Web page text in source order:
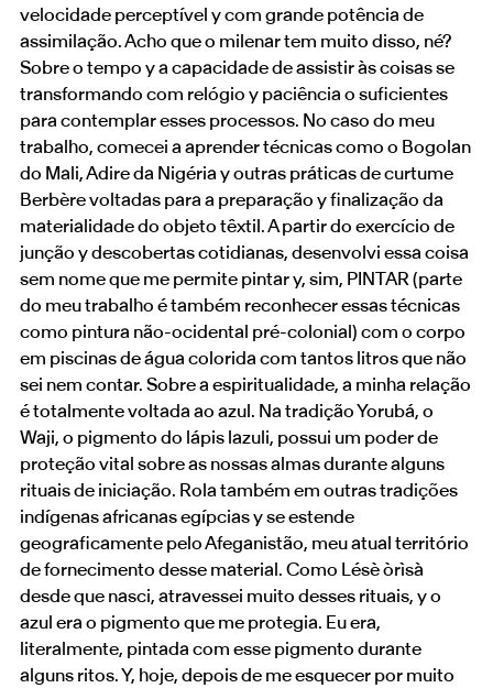
velocidade perceptível y com grande potência de
assimilação. Acho que o milenar tem muito disso, né?
Sobre o tempo y a capacidade de assistir às coisas se
transformando com relógio y paciência o suficientes
para contemplar esses processos. No caso do meu
trabalho, comecei a aprender técnicas como o Bogolan
do Mali, Adire da Nigéria y outras práticas de curtume
Berbère voltadas para a preparação y finalização da
materialidade do objeto têxtil. A partir do exercício de
junção y descobertas cotidianas, desenvolvi essa coisa
sem nome que me permite pintar y, sim, PINTAR (parte
do meu trabalho é também reconhecer essas técnicas
como pintura não-ocidental pré-colonial) com o corpo
em piscinas de água colorida com tantos litros que não
sei nem contar. Sobre a espiritualidade, a minha relação
é totalmente voltada ao azul. Na tradição Yorubá, o
Waji, o pigmento do lápis lazuli, possui um poder de
proteção vital sobre as nossas almas durante alguns
rituais de iniciação. Rola também em outras tradições
indígenas africanas egípcias y se estende
geograficamente pelo Afeganistão, meu atual território
de fornecimento desse material. Como Lésè òrìsà
desde que nasci, atravessei muito desses rituais, y o
azul era o pigmento que me protegia. Eu era,
literalmente, pintada com esse pigmento durante
alguns ritos. Y, hoje, depois de me esquecer por muito